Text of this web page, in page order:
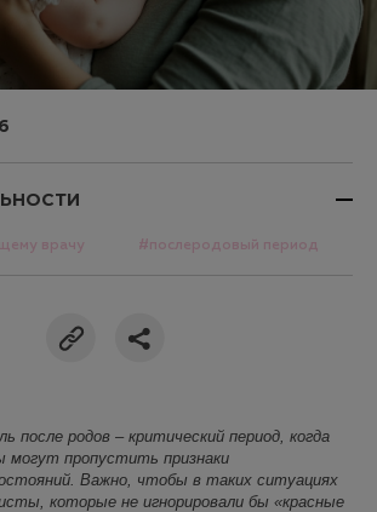
врачу #послеродовый период
после родов – критический период, когда
могут пропустить признаки
Важно, чтобы в таких ситуациях
которые не игнорировали бы «красные